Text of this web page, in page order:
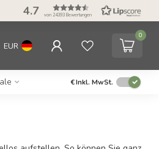
4.7 von 24393 Bewertungen
EUR
0
€Inkl. MwSt.